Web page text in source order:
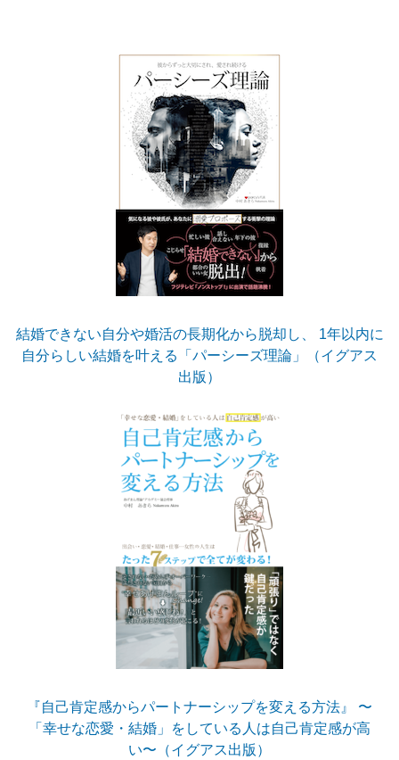
結婚できない自分や婚活の長期化から脱却し、 1年以内に
自分らしい結婚を叶える「パーシーズ理論」（イグアス
出版）
『自己肯定感からパートナーシップを変える方法』 〜
「幸せな恋愛・結婚」をしている人は自己肯定感が高
い〜（イグアス出版）